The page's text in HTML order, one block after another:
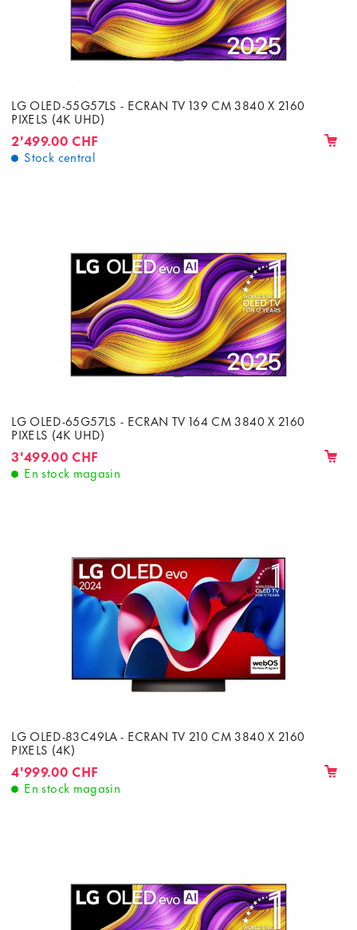
LG OLED-55G57LS - ECRAN TV 139 CM 3840 X 2160
PIXELS (4K UHD)
2'499.00 CHF
Stock central
LG OLED-65G57LS - ECRAN TV 164 CM 3840 X 2160
PIXELS (4K UHD)
3'499.00 CHF
En stock magasin
LG OLED-83C49LA - ECRAN TV 210 CM 3840 X 2160
PIXELS (4K)
4'999.00 CHF
En stock magasin